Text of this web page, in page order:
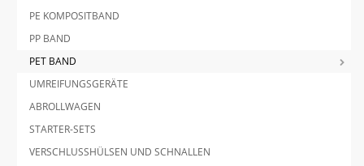
PE KOMPOSITBAND
PP BAND
PET BAND
UMREIFUNGSGERÄTE
ABROLLWAGEN
STARTER-SETS
VERSCHLUSSHÜLSEN UND SCHNALLEN